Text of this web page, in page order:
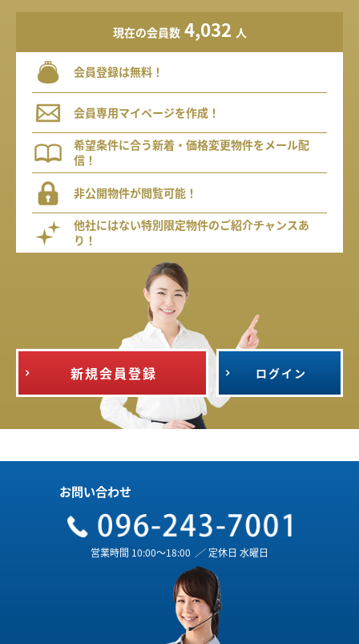
現在の会員数 4,032 人
会員登録は無料！
会員専用マイページを作成！
希望条件に合う新着・価格変更物件をメール配
信！
非公開物件が閲覧可能！
他社にはない特別限定物件のご紹介チャンスあ
り！
新規会員登録 ログイン
お問い合わせ
営業時間 10:00～18:00 ／ 定休日 水曜日